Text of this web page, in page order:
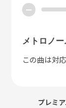
ー
メトロノー
この曲は対
プレミ